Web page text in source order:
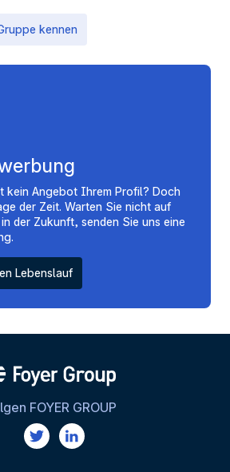
kennen
kein Angebot Ihrem Profil? Doch
der Zeit. Warten Sie nicht auf
der Zukunft, senden Sie uns eine
Lebenslauf
FOYER GROUP